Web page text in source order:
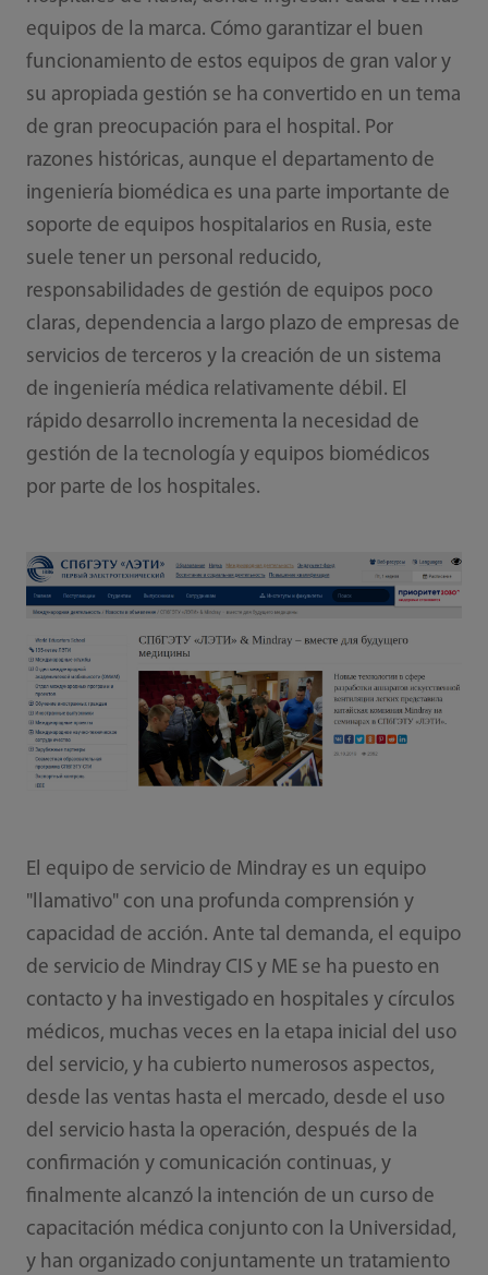
equipos de la marca. Cómo garantizar el buen
funcionamiento de estos equipos de gran valor y
su apropiada gestión se ha convertido en un tema
de gran preocupación para el hospital. Por
razones históricas, aunque el departamento de
ingeniería biomédica es una parte importante de
soporte de equipos hospitalarios en Rusia, este
suele tener un personal reducido,
responsabilidades de gestión de equipos poco
claras, dependencia a largo plazo de empresas de
servicios de terceros y la creación de un sistema
de ingeniería médica relativamente débil. El
rápido desarrollo incrementa la necesidad de
gestión de la tecnología y equipos biomédicos
por parte de los hospitales.
El equipo de servicio de Mindray es un equipo
"llamativo" con una profunda comprensión y
capacidad de acción. Ante tal demanda, el equipo
de servicio de Mindray CIS y ME se ha puesto en
contacto y ha investigado en hospitales y círculos
médicos, muchas veces en la etapa inicial del uso
del servicio, y ha cubierto numerosos aspectos,
desde las ventas hasta el mercado, desde el uso
del servicio hasta la operación, después de la
confirmación y comunicación continuas, y
finalmente alcanzó la intención de un curso de
capacitación médica conjunto con la Universidad,
y han organizado conjuntamente un tratamiento